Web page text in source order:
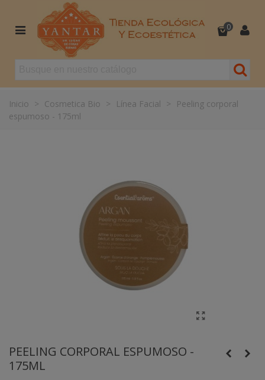
0
Inicio > Cosmetica Bio > Línea Facial >
Peeling corporal
espumoso - 175ml
PEELING CORPORAL ESPUMOSO -
175ML